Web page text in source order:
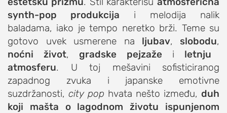
synth-pop produkcija i melodija nalik
baladama, iako je tempo neretko brži. Teme su
gotovo uvek usmerene na ljubav, slobodu,
noćni život, gradske pejzaže i letnju
atmosferu. U toj mešavini sofisticiranog
zapadnog zvuka i japanske emotivne
suzdržanosti, city pop hvata nešto između, duh
koji mašta o lagodnom životu ispunjenom